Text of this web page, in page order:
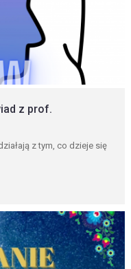
z prof.
z tym, co dzieje się